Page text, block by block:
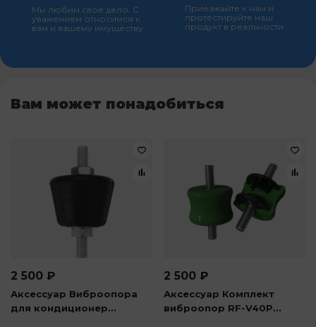
Мы любим свое дело. С
уважением относимся к
вам и вашему имуществу
Приезжайте к нам и
протестируйте наш
продукт в реальности
Вам может понадобиться
2 500 ₽
Аксессуар Виброопора
для кондиционер...
2 500 ₽
Аксессуар Комплект
виброопор RF-V40P...